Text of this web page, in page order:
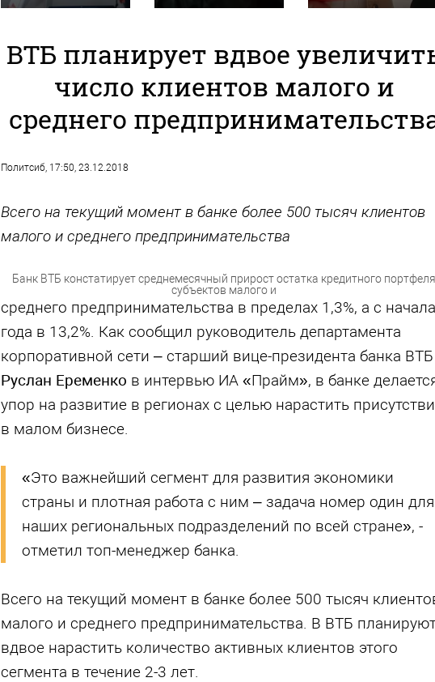
ВТБ планирует вдвое
число клиентов малого и
среднего
Политсиб, 17:50, 23.12.2018
Всего на текущий момент в банке более 500 тысяч клиентов
малого и среднего предпринимательства
Банк ВТБ констатирует среднемесячный прирост остатка кредитного портфеля
субъектов малого и
среднего предпринимательства в пределах 1,3%, а с начала
года в 13,2%. Как сообщил руководитель департамента
корпоративной сети – старший вице-президента банка ВТБ
Руслан Еременко в интервью ИА «Прайм», в банке
упор на развитие в регионах с целью нарастить
в малом бизнесе.
«Это важнейший сегмент для развития экономики
страны и плотная работа с ним – задача номер один для
наших региональных подразделений по всей стране», -
отметил топ-менеджер банка.
Всего на текущий момент в банке более 500 тысяч
малого и среднего предпринимательства. В ВТБ
вдвое нарастить количество активных клиентов этого
сегмента в течение 2-3 лет.